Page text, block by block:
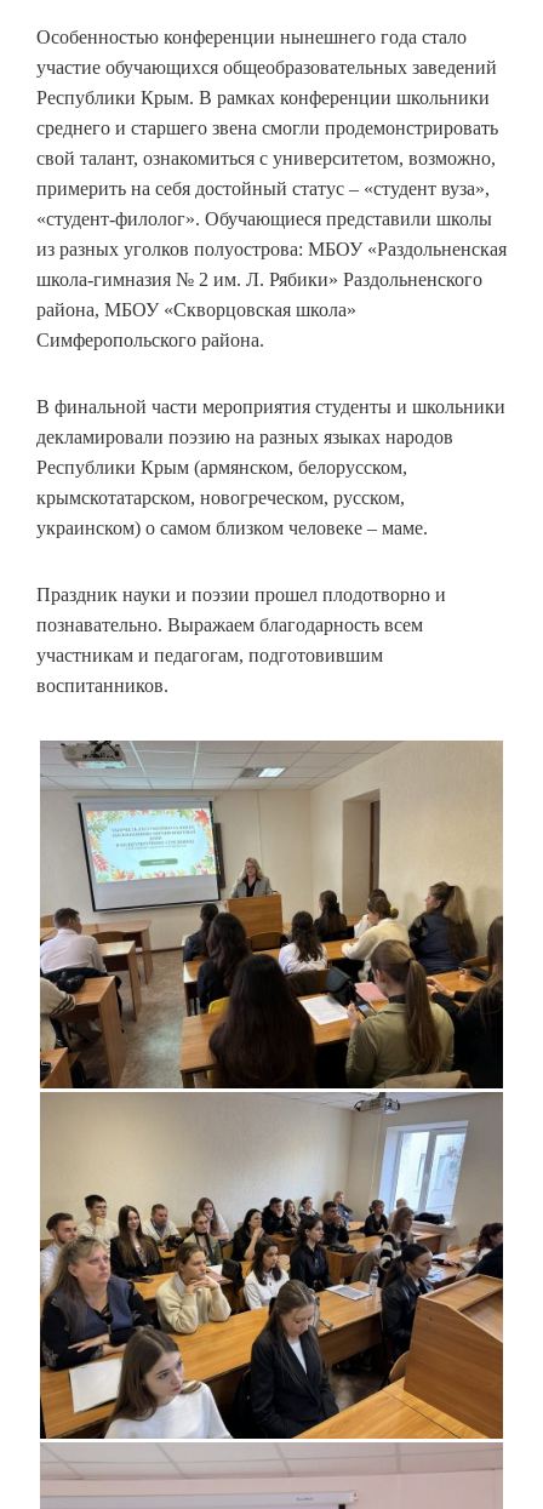
Особенностью конференции нынешнего года стало
участие обучающихся общеобразовательных заведений
Республики Крым. В рамках конференции школьники
среднего и старшего звена смогли продемонстрировать
свой талант, ознакомиться с университетом, возможно,
примерить на себя достойный статус – «студент вуза»,
«студент-филолог». Обучающиеся представили школы
из разных уголков полуострова: МБОУ «Раздольненская
школа-гимназия № 2 им. Л. Рябики» Раздольненского
района, МБОУ «Скворцовская школа»
Симферопольского района.
В финальной части мероприятия студенты и школьники
декламировали поэзию на разных языках народов
Республики Крым (армянском, белорусском,
крымскотатарском, новогреческом, русском,
украинском) о самом близком человеке – маме.
Праздник науки и поэзии прошел плодотворно и
познавательно. Выражаем благодарность всем
участникам и педагогам, подготовившим
воспитанников.